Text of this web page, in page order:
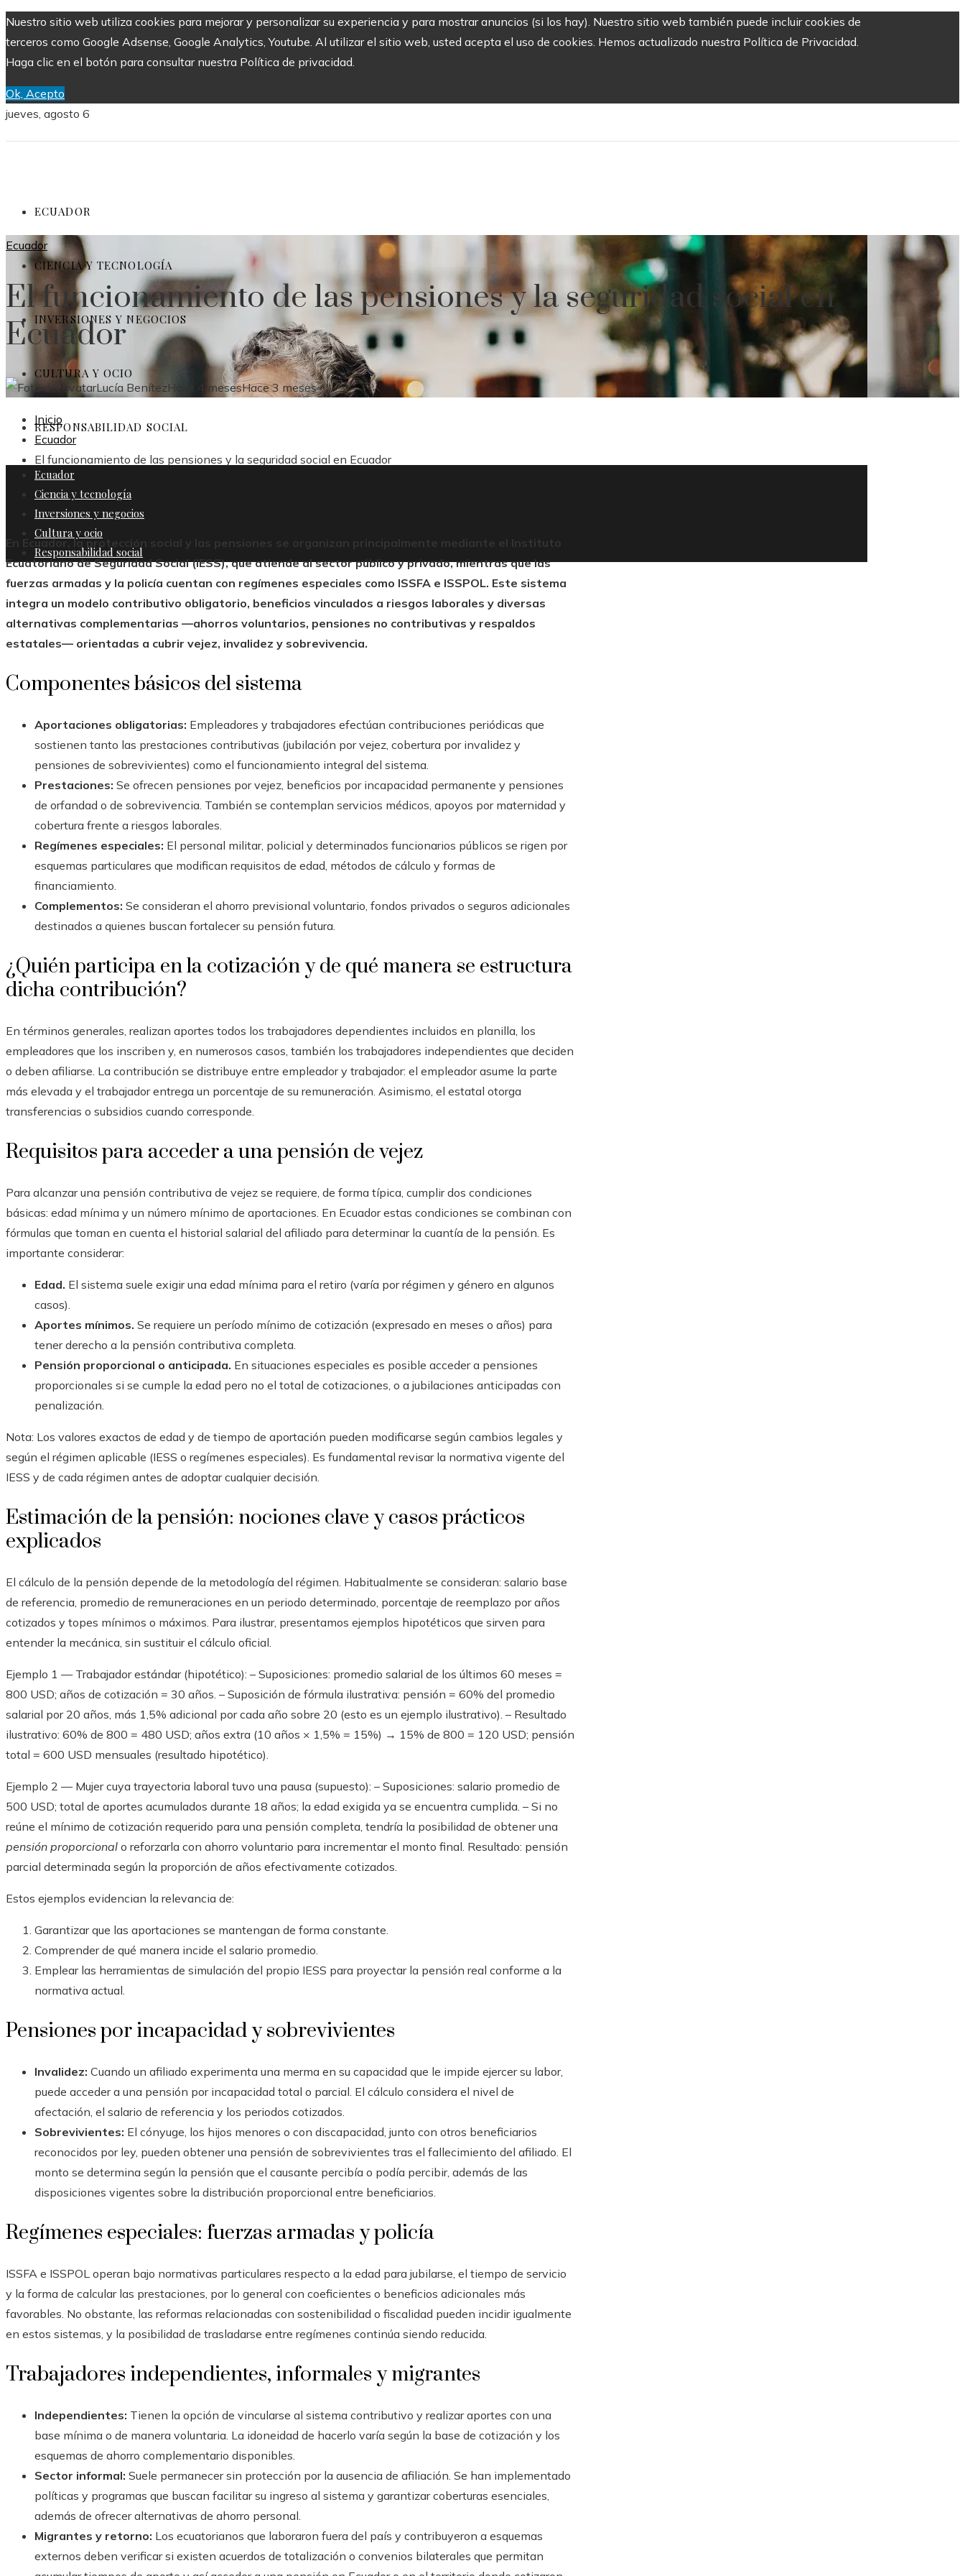
Nuestro sitio web utiliza cookies para mejorar y personalizar su experiencia y para mostrar anuncios (si los hay). Nuestro sitio web también puede incluir cookies de
terceros como Google Adsense, Google Analytics, Youtube. Al utilizar el sitio web, usted acepta el uso de cookies. Hemos actualizado nuestra Política de Privacidad.
Haga clic en el botón para consultar nuestra Política de privacidad.
Ok, Acepto
jueves, agosto 6
ECUADOR
CIENCIA Y TECNOLOGÍA
INVERSIONES Y NEGOCIOS
CULTURA Y OCIO
RESPONSABILIDAD SOCIAL
Ecuador
Ciencia y tecnología
Inversiones y negocios
Cultura y ocio
Responsabilidad social
Ecuador
El funcionamiento de las pensiones y la seguridad social en
Ecuador
Lucía BenítezHace 4 mesesHace 3 meses
Inicio
Ecuador
El funcionamiento de las pensiones y la seguridad social en Ecuador
En Ecuador, la protección social y las pensiones se organizan principalmente mediante el Instituto
Ecuatoriano de Seguridad Social (IESS), que atiende al sector público y privado, mientras que las
fuerzas armadas y la policía cuentan con regímenes especiales como ISSFA e ISSPOL. Este sistema
integra un modelo contributivo obligatorio, beneficios vinculados a riesgos laborales y diversas
alternativas complementarias —ahorros voluntarios, pensiones no contributivas y respaldos
estatales— orientadas a cubrir vejez, invalidez y sobrevivencia.
Componentes básicos del sistema
Aportaciones obligatorias: Empleadores y trabajadores efectúan contribuciones periódicas que
sostienen tanto las prestaciones contributivas (jubilación por vejez, cobertura por invalidez y
pensiones de sobrevivientes) como el funcionamiento integral del sistema.
Prestaciones: Se ofrecen pensiones por vejez, beneficios por incapacidad permanente y pensiones
de orfandad o de sobrevivencia. También se contemplan servicios médicos, apoyos por maternidad y
cobertura frente a riesgos laborales.
Regímenes especiales: El personal militar, policial y determinados funcionarios públicos se rigen por
esquemas particulares que modifican requisitos de edad, métodos de cálculo y formas de
financiamiento.
Complementos: Se consideran el ahorro previsional voluntario, fondos privados o seguros adicionales
destinados a quienes buscan fortalecer su pensión futura.
¿Quién participa en la cotización y de qué manera se estructura
dicha contribución?
En términos generales, realizan aportes todos los trabajadores dependientes incluidos en planilla, los
empleadores que los inscriben y, en numerosos casos, también los trabajadores independientes que deciden
o deben afiliarse. La contribución se distribuye entre empleador y trabajador: el empleador asume la parte
más elevada y el trabajador entrega un porcentaje de su remuneración. Asimismo, el estatal otorga
transferencias o subsidios cuando corresponde.
Requisitos para acceder a una pensión de vejez
Para alcanzar una pensión contributiva de vejez se requiere, de forma típica, cumplir dos condiciones
básicas: edad mínima y un número mínimo de aportaciones. En Ecuador estas condiciones se combinan con
fórmulas que toman en cuenta el historial salarial del afiliado para determinar la cuantía de la pensión. Es
importante considerar:
Edad. El sistema suele exigir una edad mínima para el retiro (varía por régimen y género en algunos
casos).
Aportes mínimos. Se requiere un período mínimo de cotización (expresado en meses o años) para
tener derecho a la pensión contributiva completa.
Pensión proporcional o anticipada. En situaciones especiales es posible acceder a pensiones
proporcionales si se cumple la edad pero no el total de cotizaciones, o a jubilaciones anticipadas con
penalización.
Nota: Los valores exactos de edad y de tiempo de aportación pueden modificarse según cambios legales y
según el régimen aplicable (IESS o regímenes especiales). Es fundamental revisar la normativa vigente del
IESS y de cada régimen antes de adoptar cualquier decisión.
Estimación de la pensión: nociones clave y casos prácticos
explicados
El cálculo de la pensión depende de la metodología del régimen. Habitualmente se consideran: salario base
de referencia, promedio de remuneraciones en un periodo determinado, porcentaje de reemplazo por años
cotizados y topes mínimos o máximos. Para ilustrar, presentamos ejemplos hipotéticos que sirven para
entender la mecánica, sin sustituir el cálculo oficial.
Ejemplo 1 — Trabajador estándar (hipotético): – Suposiciones: promedio salarial de los últimos 60 meses =
800 USD; años de cotización = 30 años. – Suposición de fórmula ilustrativa: pensión = 60% del promedio
salarial por 20 años, más 1,5% adicional por cada año sobre 20 (esto es un ejemplo ilustrativo). – Resultado
ilustrativo: 60% de 800 = 480 USD; años extra (10 años × 1,5% = 15%) → 15% de 800 = 120 USD; pensión
total = 600 USD mensuales (resultado hipotético).
Ejemplo 2 — Mujer cuya trayectoria laboral tuvo una pausa (supuesto): – Suposiciones: salario promedio de
500 USD; total de aportes acumulados durante 18 años; la edad exigida ya se encuentra cumplida. – Si no
reúne el mínimo de cotización requerido para una pensión completa, tendría la posibilidad de obtener una
pensión proporcional o reforzarla con ahorro voluntario para incrementar el monto final. Resultado: pensión
parcial determinada según la proporción de años efectivamente cotizados.
Estos ejemplos evidencian la relevancia de:
Garantizar que las aportaciones se mantengan de forma constante.
Comprender de qué manera incide el salario promedio.
Emplear las herramientas de simulación del propio IESS para proyectar la pensión real conforme a la
normativa actual.
Pensiones por incapacidad y sobrevivientes
Invalidez: Cuando un afiliado experimenta una merma en su capacidad que le impide ejercer su labor,
puede acceder a una pensión por incapacidad total o parcial. El cálculo considera el nivel de
afectación, el salario de referencia y los periodos cotizados.
Sobrevivientes: El cónyuge, los hijos menores o con discapacidad, junto con otros beneficiarios
reconocidos por ley, pueden obtener una pensión de sobrevivientes tras el fallecimiento del afiliado. El
monto se determina según la pensión que el causante percibía o podía percibir, además de las
disposiciones vigentes sobre la distribución proporcional entre beneficiarios.
Regímenes especiales: fuerzas armadas y policía
ISSFA e ISSPOL operan bajo normativas particulares respecto a la edad para jubilarse, el tiempo de servicio
y la forma de calcular las prestaciones, por lo general con coeficientes o beneficios adicionales más
favorables. No obstante, las reformas relacionadas con sostenibilidad o fiscalidad pueden incidir igualmente
en estos sistemas, y la posibilidad de trasladarse entre regímenes continúa siendo reducida.
Trabajadores independientes, informales y migrantes
Independientes: Tienen la opción de vincularse al sistema contributivo y realizar aportes con una
base mínima o de manera voluntaria. La idoneidad de hacerlo varía según la base de cotización y los
esquemas de ahorro complementario disponibles.
Sector informal: Suele permanecer sin protección por la ausencia de afiliación. Se han implementado
políticas y programas que buscan facilitar su ingreso al sistema y garantizar coberturas esenciales,
además de ofrecer alternativas de ahorro personal.
Migrantes y retorno: Los ecuatorianos que laboraron fuera del país y contribuyeron a esquemas
externos deben verificar si existen acuerdos de totalización o convenios bilaterales que permitan